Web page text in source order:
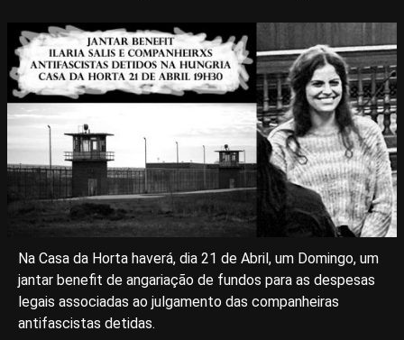
Na Casa da Horta haverá, dia 21 de Abril, um Domingo, um
jantar benefit de angariação de fundos para as despesas
legais associadas ao julgamento das companheiras
antifascistas detidas.